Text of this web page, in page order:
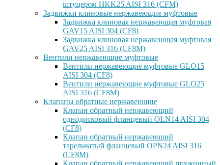
штуцером HKK25 AISI 316 (CFM)
Задвижки клиновые нержавеющие муфтовые
Задвижка клиновая нержавеющая муфтовая
GAV15 AISI 304 (CF8)
Задвижка клиновая нержавеющая муфтовая
GAV25 AISI 316 (CF8M)
Вентили нержавеющие муфтовые
Вентили нержавеющие муфтовые GLO15
AISI 304 (CF8)
Вентили нержавеющие муфтовые GLO25
AISI 316 (CF8M)
Клапаны обратные нержавеющие
Клапан обратный нержавеющий
однодисковый фланцевый OLN14 AISI 304
(CF8)
Клапан обратный нержавеющий
тарельчатый фланцевый OPN24 AISI 316
(CF8M)
Клапан обратный нержавеющий пружинный